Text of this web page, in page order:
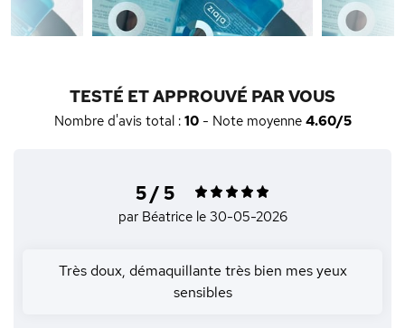
TESTÉ ET APPROUVÉ PAR VOUS
Nombre d'avis total : 10- Note moyenne 4.60/5
5 / 5
par Béatrice le 30-05-2026
Très doux, démaquillante très bien mes yeux
sensibles